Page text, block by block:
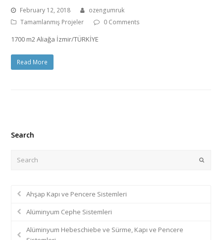
February 12, 2018
ozengumruk
Tamamlanmış Projeler
0 Comments
1700 m2 Aliağa İzmir/TÜRKİYE
Read More
Search
Submit
Ahşap Kapı ve Pencere Sistemleri
Alüminyum Cephe Sistemleri
Alüminyum Hebeschiebe ve Sürme, Kapı ve Pencere